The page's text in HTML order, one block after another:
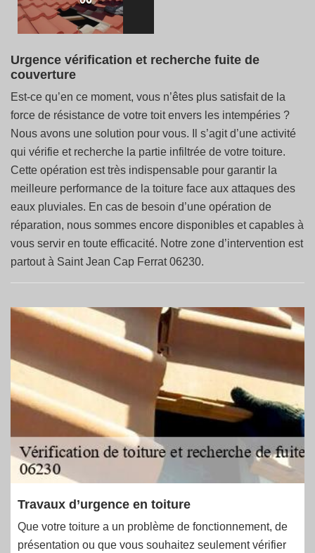
Urgence vérification et recherche fuite de
couverture
Est-ce qu’en ce moment, vous n’êtes plus satisfait de la
force de résistance de votre toit envers les intempéries ?
Nous avons une solution pour vous. Il s’agit d’une activité
qui vérifie et recherche la partie infiltrée de votre toiture.
Cette opération est très indispensable pour garantir la
meilleure performance de la toiture face aux attaques des
eaux pluviales. En cas de besoin d’une opération de
réparation, nous sommes encore disponibles et capables à
vous servir en toute efficacité. Notre zone d’intervention est
partout à Saint Jean Cap Ferrat 06230.
Travaux d’urgence en toiture
Que votre toiture a un problème de fonctionnement, de
présentation ou que vous souhaitez seulement vérifier